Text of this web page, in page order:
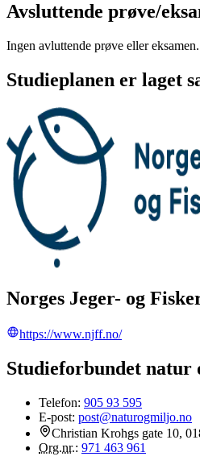
Avsluttende prøve/
Ingen avluttende prøve eller eksamen.
Studieplanen er laget
Norges Jeger- og
https://www.njff.no/
Studieforbundet natur
Telefon: 905 93 595
E-post: post@naturogmiljo.no
Christian Krohgs gate 10,
Org.nr.: 971 463 961